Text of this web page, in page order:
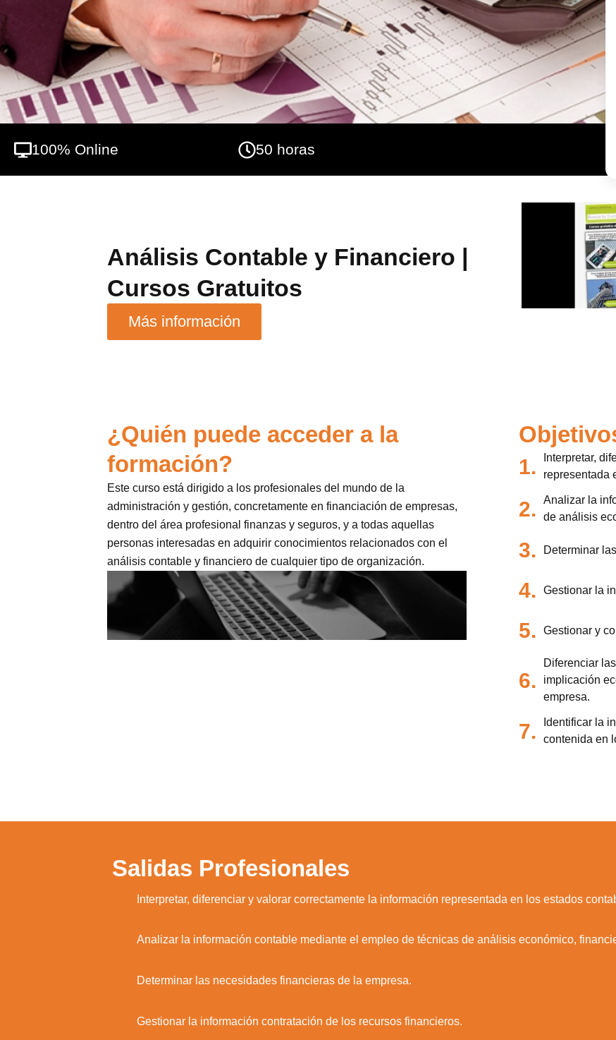
100% Online 50 horas
Análisis Contable y Financiero |
Cursos Gratuitos
Más información
¿Quién puede acceder a la
formación?
Este curso está dirigido a los profesionales del mundo de la
administración y gestión, concretamente en financiación de empresas,
dentro del área profesional finanzas y seguros, y a todas aquellas
personas interesadas en adquirir conocimientos relacionados con el
análisis contable y financiero de cualquier tipo de organización.
1.
Interpretar,
representada
2.
Analizar la
de análisis
3. Determinar
4. Gestionar la
5. Gestionar y
6.
Diferenciar
implicación
empresa.
7.
Identificar la
contenida en
Salidas Profesionales
Interpretar, diferenciar y valorar correctamente la información representada en los estados
Analizar la información contable mediante el empleo de técnicas de análisis económico,
Determinar las necesidades financieras de la empresa.
Gestionar la información contratación de los recursos financieros.